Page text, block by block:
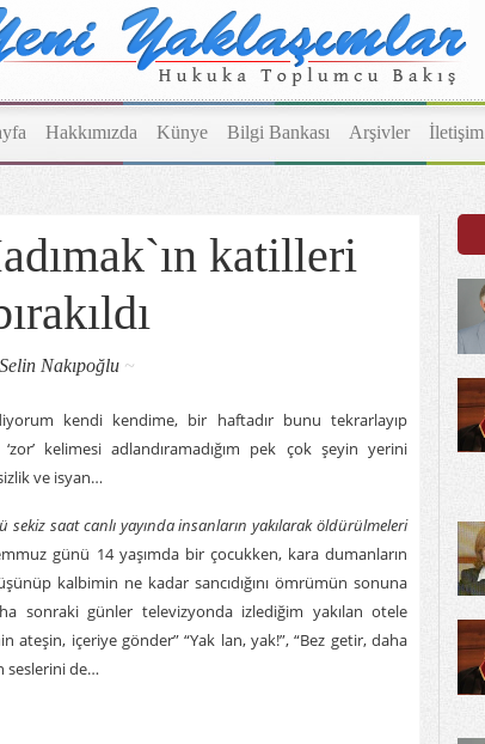
Hakkımızda Künye Bilgi Bankası Arşivler İletişim
katilleri
Nakıpoğlu~
kendi kendime, bir haftadır bunu tekrarlayıp
kelimesi adlandıramadığım pek çok şeyin yerini
ve isyan…
sekiz saat canlı yayında insanların yakılarak öldürülmeleri
günü 14 yaşımda bir çocukken, kara dumanların
kalbimin ne kadar sancıdığını ömrümün sonuna
sonraki günler televizyonda izlediğim yakılan otele
ateşin, içeriye gönder” “Yak lan, yak!”, “Bez getir, daha
seslerini de…